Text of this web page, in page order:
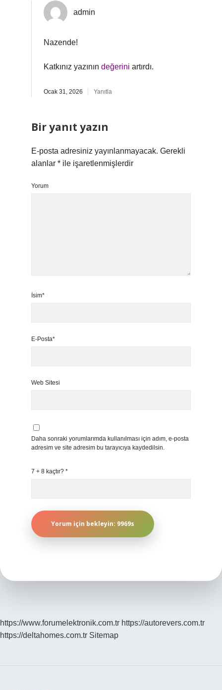
admin
Nazende!
Katkınız yazının değerini artırdı.
Ocak 31, 2026 Yanıtla
Bir yanıt yazın
E-posta adresiniz yayınlanmayacak. Gerekli
alanlar * ile işaretlenmişlerdir
Yorum
İsim*
E-Posta*
Web Sitesi
Daha sonraki yorumlarımda kullanılması için adım, e-posta
adresim ve site adresim bu tarayıcıya kaydedilsin.
7 + 8 kaçtır? *
https://www.forumelektronik.com.tr https://autorevers.com.tr
https://deltahomes.com.tr Sitemap